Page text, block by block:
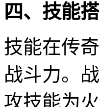
四、技能
技能在传
战斗力。
攻技能为